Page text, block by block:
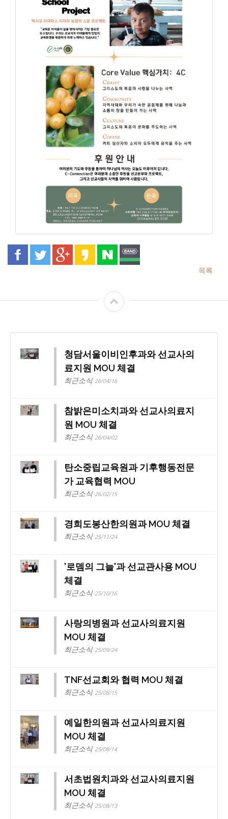
목록
청담서울이비인후과와 선교사의
료지원 MOU 체결
최근소식 26/04/16
참밝은미소치과와 선교사의료지
원 MOU 체결
최근소식 26/04/02
탄소중립교육원과 기후행동전문
가 교육협력 MOU
최근소식 26/02/15
경희도봉산한의원과 MOU 체결
최근소식 25/11/24
'로뎀의 그늘'과 선교관사용 MOU
체결
최근소식 25/10/16
사랑의병원과 선교사의료지원
MOU 체결
최근소식 25/09/24
TNF선교회와 협력 MOU 체결
최근소식 25/08/15
예일한의원과 선교사의료지원
MOU 체결
최근소식 25/08/14
서초법원치과와 선교사의료지원
MOU 체결
최근소식 25/08/13